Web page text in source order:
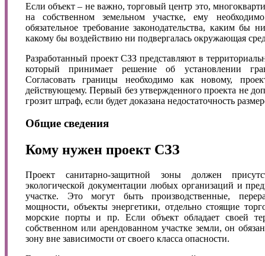
Если объект – не важно, торговый центр это,
на собственном земельном участке, ему
обязательное требование законодательства, каким бы
какому бы воздействию ни подвергалась окружающая
Разработанный проект СЗЗ представляют в
который принимает решение об установлении
Согласовать границы необходимо как новому,
действующему. Первый без утвержденного проекта не
грозит штраф, если будет доказана недостаточность
Общие сведения
Кому нужен проект СЗЗ
Проект санитарно-защитной зоны должен
экологической документации любых организаций и
участке. Это могут быть производственные,
мощности, объекты энергетики, отдельно стоящие
морские порты и пр. Если объект обладает своей
собственном или арендованном участке земли, он
зону вне зависимости от своего класса опасности.